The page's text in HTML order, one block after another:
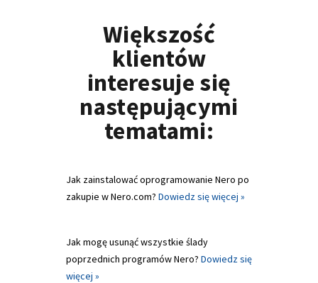
Większość
klientów
interesuje się
następującymi
tematami:
Jak zainstalować oprogramowanie Nero po
zakupie w Nero.com? Dowiedz się więcej »
Jak mogę usunąć wszystkie ślady
poprzednich programów Nero? Dowiedz się
więcej »